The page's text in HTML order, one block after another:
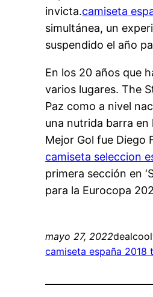
invicta.camiseta
simultánea, un
suspendido el año
En los 20 años que
varios lugares. The
Paz como a nivel
una nutrida barra en
Mejor Gol fue Diego
camiseta seleccion
primera sección en
para la Eurocopa
mayo 27, 2022
camiseta españa 2018